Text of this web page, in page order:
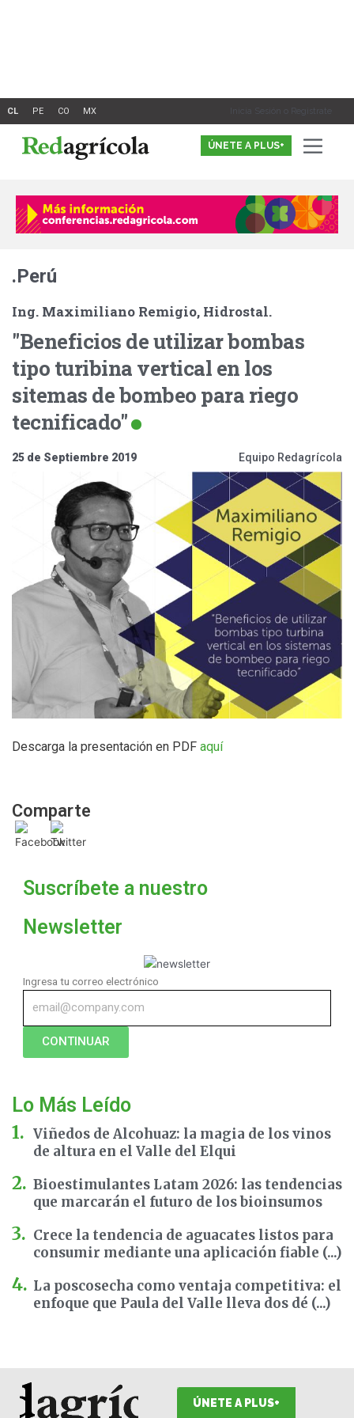
Inicia Sesión o Registrate
ÚNETE A PLUS+
.Perú
Comparte
Ing. Maximiliano Remigio, Hidrostal.
"Beneficios de utilizar bombas
tipo turibina vertical en los
sitemas de bombeo para riego
tecnificado"
25 de Septiembre 2019 Equipo Redagrícola
Descarga la presentación en PDF aquí
Suscríbete a nuestro
Newsletter
Ingresa tu correo electrónico
CONTINUAR
Lo Más Leído
Viñedos de Alcohuaz: la magia de los vinos
de altura en el Valle del Elqui
Bioestimulantes Latam 2026: las tendencias
que marcarán el futuro de los bioinsumos
Crece la tendencia de aguacates listos para
consumir mediante una aplicación fiable (...)
La poscosecha como ventaja competitiva: el
enfoque que Paula del Valle lleva dos dé (...)
ÚNETE A PLUS+